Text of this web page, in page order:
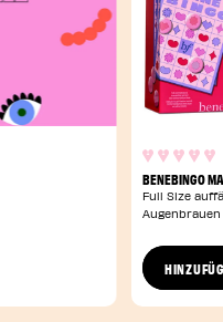
BENEBINGO
Full Size